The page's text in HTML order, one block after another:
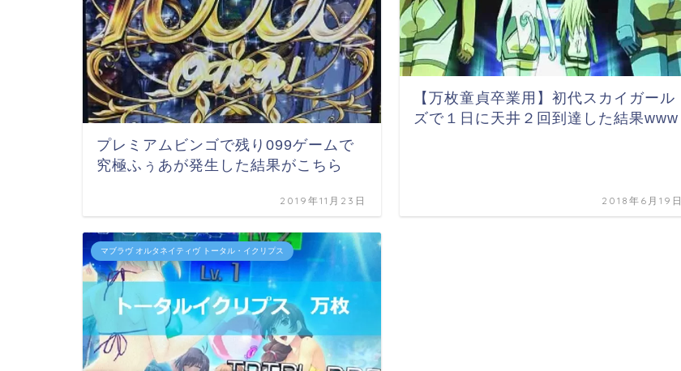
プレミアムビンゴで残り099ゲームで
究極ふぅあが発生した結果がこちら
2019年11月23日
【万枚童貞卒業用】初代スカイガール
ズで１日に天井２回到達した結果www
2018年6月19日
マブラヴ オルタネイティヴ トータル・イクリプス